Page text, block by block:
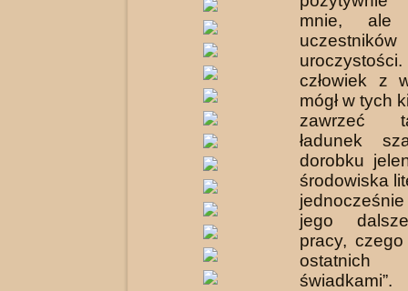
mnie, ale
człowiek z
mógł w tych
zawrzeć
ładunek
dorobku
środowiska
jego
pracy,
świadkami”.